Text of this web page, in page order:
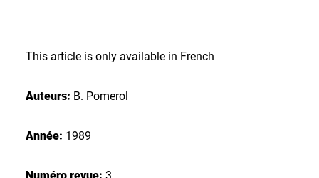
This article is only available in French
Auteurs: B. Pomerol
Année: 1989